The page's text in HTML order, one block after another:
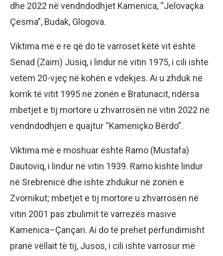
dhe 2022 në vendndodhjet Kamenica, “Jelovaçka
Çesma”, Budak, Glogova.
Viktima më e re që do të varroset këtë vit është
Senad (Zaim) Jusiq, i lindur në vitin 1975, i cili ishte
vetëm 20-vjeç në kohën e vdekjes. Ai u zhduk në
korrik të vitit 1995 në zonën e Bratunacit, ndërsa
mbetjet e tij mortore u zhvarrosën në vitin 2022 në
vendndodhjen e quajtur “Kameniçko Bërdo”.
Viktima më e moshuar është Ramo (Mustafa)
Dautoviq, i lindur në vitin 1939. Ramo kishte lindur
në Srebrenicë dhe ishte zhdukur në zonën e
Zvornikut; mbetjet e tij mortore u zhvarrosën në
vitin 2001 pas zbulimit të varrezës masive
Kamenica–Çançari. Ai do të prehet përfundimisht
pranë vëllait të tij, Jusos, i cili ishte varrosur më